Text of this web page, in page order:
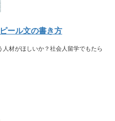
ール文の書き方
材がほしいか？社会人留学でもたら